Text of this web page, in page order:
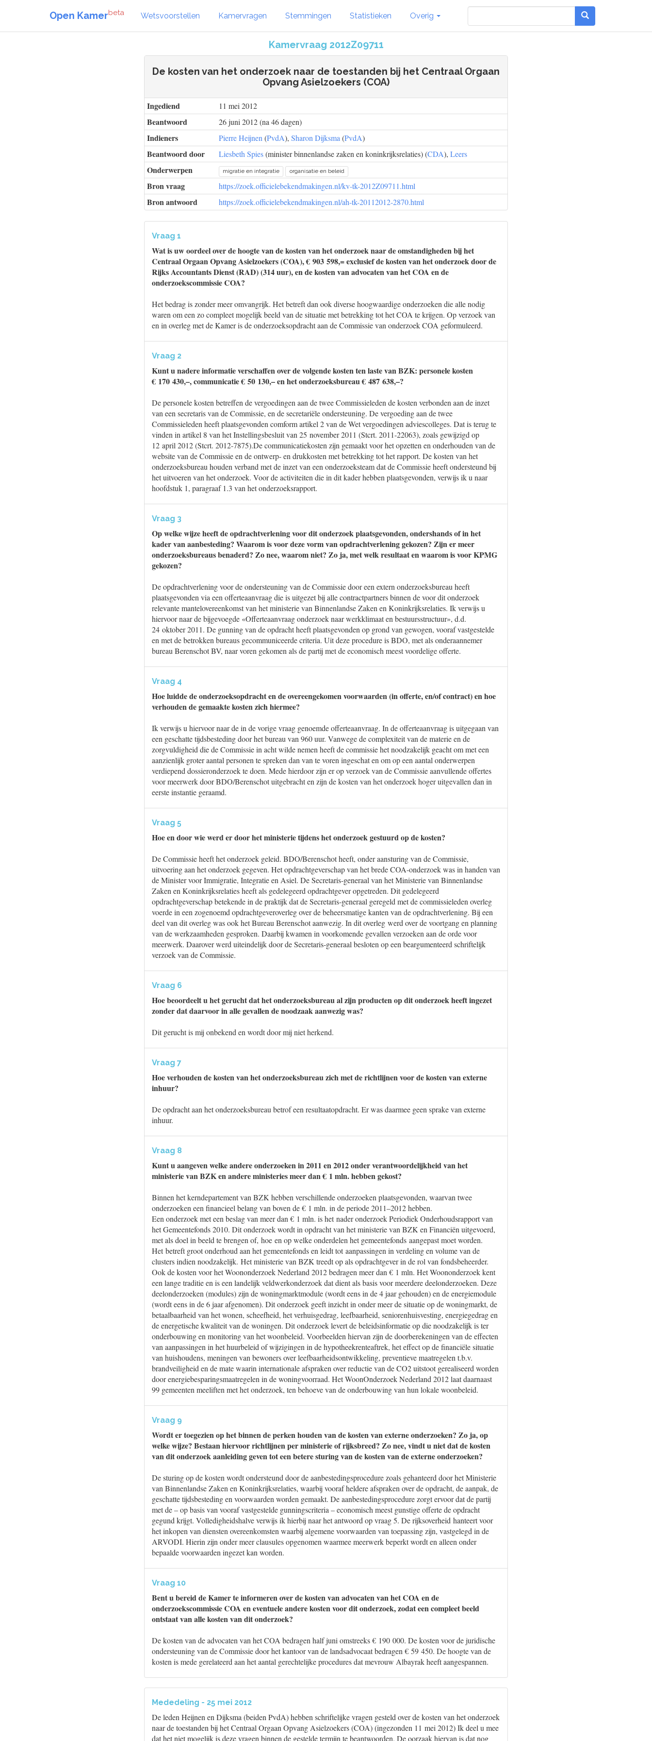
Open Kamerbeta Wetsvoorstellen Kamervragen Stemmingen Statistieken Overig
Kamervraag 2012Z09711
De kosten van het onderzoek naar de toestanden bij het Centraal Orgaan
Opvang Asielzoekers (COA)
Ingediend 11 mei 2012
Beantwoord 26 juni 2012 (na 46 dagen)
Indieners Pierre Heijnen (PvdA), Sharon Dijksma (PvdA)
Beantwoord door Liesbeth Spies(minister binnenlandse zaken en koninkrijksrelaties) (CDA), Leers
Onderwerpen migratie en integratie organisatie en beleid
Bron vraag https://zoek.officielebekendmakingen.nl/kv-tk-2012Z09711.html
Bron antwoord https://zoek.officielebekendmakingen.nl/ah-tk-20112012-2870.html
Vraag 1
Wat is uw oordeel over de hoogte van de kosten van het onderzoek naar de omstandigheden bij het
Centraal Orgaan Opvang Asielzoekers (COA), € 903 598,= exclusief de kosten van het onderzoek door de
Rijks Accountants Dienst (RAD) (314 uur), en de kosten van advocaten van het COA en de
onderzoekscommissie COA?
Het bedrag is zonder meer omvangrijk. Het betreft dan ook diverse hoogwaardige onderzoeken die alle nodig
waren om een zo compleet mogelijk beeld van de situatie met betrekking tot het COA te krijgen. Op verzoek van
en in overleg met de Kamer is de onderzoeksopdracht aan de Commissie van onderzoek COA geformuleerd.
Vraag 2
Kunt u nadere informatie verschaffen over de volgende kosten ten laste van BZK: personele kosten
€ 170 430,–, communicatie € 50 130,– en het onderzoeksbureau € 487 638,–?
De personele kosten betreffen de vergoedingen aan de twee Commissieleden de kosten verbonden aan de inzet
van een secretaris van de Commissie, en de secretariële ondersteuning. De vergoeding aan de twee
Commissieleden heeft plaatsgevonden comform artikel 2 van de Wet vergoedingen adviescolleges. Dat is terug te
vinden in artikel 8 van het Instellingsbesluit van 25 november 2011 (Stcrt. 2011-22063), zoals gewijzigd op
12 april 2012 (Stcrt. 2012-7875).De communicatiekosten zijn gemaakt voor het opzetten en onderhouden van de
website van de Commissie en de ontwerp- en drukkosten met betrekking tot het rapport. De kosten van het
onderzoeksbureau houden verband met de inzet van een onderzoeksteam dat de Commissie heeft ondersteund bij
het uitvoeren van het onderzoek. Voor de activiteiten die in dit kader hebben plaatsgevonden, verwijs ik u naar
hoofdstuk 1, paragraaf 1.3 van het onderzoeksrapport.
Vraag 3
Op welke wijze heeft de opdrachtverlening voor dit onderzoek plaatsgevonden, ondershands of in het
kader van aanbesteding? Waarom is voor deze vorm van opdrachtverlening gekozen? Zijn er meer
onderzoeksbureaus benaderd? Zo nee, waarom niet? Zo ja, met welk resultaat en waarom is voor KPMG
gekozen?
De opdrachtverlening voor de ondersteuning van de Commissie door een extern onderzoeksbureau heeft
plaatsgevonden via een offerteaanvraag die is uitgezet bij alle contractpartners binnen de voor dit onderzoek
relevante mantelovereenkomst van het ministerie van Binnenlandse Zaken en Koninkrijksrelaties. Ik verwijs u
hiervoor naar de bijgevoegde «Offerteaanvraag onderzoek naar werkklimaat en bestuursstructuur», d.d.
24 oktober 2011. De gunning van de opdracht heeft plaatsgevonden op grond van gewogen, vooraf vastgestelde
en met de betrokken bureaus gecommuniceerde criteria. Uit deze procedure is BDO, met als onderaannemer
bureau Berenschot BV, naar voren gekomen als de partij met de economisch meest voordelige offerte.
Vraag 4
Hoe luidde de onderzoeksopdracht en de overeengekomen voorwaarden (in offerte, en/of contract) en hoe
verhouden de gemaakte kosten zich hiermee?
Ik verwijs u hiervoor naar de in de vorige vraag genoemde offerteaanvraag. In de offerteaanvraag is uitgegaan van
een geschatte tijdsbesteding door het bureau van 960 uur. Vanwege de complexiteit van de materie en de
zorgvuldigheid die de Commissie in acht wilde nemen heeft de commissie het noodzakelijk geacht om met een
aanzienlijk groter aantal personen te spreken dan van te voren ingeschat en om op een aantal onderwerpen
verdiepend dossieronderzoek te doen. Mede hierdoor zijn er op verzoek van de Commissie aanvullende offertes
voor meerwerk door BDO/Berenschot uitgebracht en zijn de kosten van het onderzoek hoger uitgevallen dan in
eerste instantie geraamd.
Vraag 5
Hoe en door wie werd er door het ministerie tijdens het onderzoek gestuurd op de kosten?
De Commissie heeft het onderzoek geleid. BDO/Berenschot heeft, onder aansturing van de Commissie,
uitvoering aan het onderzoek gegeven. Het opdrachtgeverschap van het brede COA-onderzoek was in handen van
de Minister voor Immigratie, Integratie en Asiel. De Secretaris-generaal van het Ministerie van Binnenlandse
Zaken en Koninkrijksrelaties heeft als gedelegeerd opdrachtgever opgetreden. Dit gedelegeerd
opdrachtgeverschap betekende in de praktijk dat de Secretaris-generaal geregeld met de commissieleden overleg
voerde in een zogenoemd opdrachtgeveroverleg over de beheersmatige kanten van de opdrachtverlening. Bij een
deel van dit overleg was ook het Bureau Berenschot aanwezig. In dit overleg werd over de voortgang en planning
van de werkzaamheden gesproken. Daarbij kwamen in voorkomende gevallen verzoeken aan de orde voor
meerwerk. Daarover werd uiteindelijk door de Secretaris-generaal besloten op een beargumenteerd schriftelijk
verzoek van de Commissie.
Vraag 6
Hoe beoordeelt u het gerucht dat het onderzoeksbureau al zijn producten op dit onderzoek heeft ingezet
zonder dat daarvoor in alle gevallen de noodzaak aanwezig was?
Dit gerucht is mij onbekend en wordt door mij niet herkend.
Vraag 7
Hoe verhouden de kosten van het onderzoeksbureau zich met de richtlijnen voor de kosten van externe
inhuur?
De opdracht aan het onderzoeksbureau betrof een resultaatopdracht. Er was daarmee geen sprake van externe
inhuur.
Vraag 8
Kunt u aangeven welke andere onderzoeken in 2011 en 2012 onder verantwoordelijkheid van het
ministerie van BZK en andere ministeries meer dan € 1 mln. hebben gekost?
Binnen het kerndepartement van BZK hebben verschillende onderzoeken plaatsgevonden, waarvan twee
onderzoeken een financieel belang van boven de € 1 mln. in de periode 2011–2012 hebben.
Een onderzoek met een beslag van meer dan € 1 mln. is het nader onderzoek Periodiek Onderhoudsrapport van
het Gemeentefonds 2010. Dit onderzoek wordt in opdracht van het ministerie van BZK en Financiën uitgevoerd,
met als doel in beeld te brengen of, hoe en op welke onderdelen het gemeentefonds aangepast moet worden.
Het betreft groot onderhoud aan het gemeentefonds en leidt tot aanpassingen in verdeling en volume van de
clusters indien noodzakelijk. Het ministerie van BZK treedt op als opdrachtgever in de rol van fondsbeheerder.
Ook de kosten voor het Woononderzoek Nederland 2012 bedragen meer dan € 1 mln. Het Woononderzoek kent
een lange traditie en is een landelijk veldwerkonderzoek dat dient als basis voor meerdere deelonderzoeken. Deze
deelonderzoeken (modules) zijn de woningmarktmodule (wordt eens in de 4 jaar gehouden) en de energiemodule
(wordt eens in de 6 jaar afgenomen). Dit onderzoek geeft inzicht in onder meer de situatie op de woningmarkt, de
betaalbaarheid van het wonen, scheefheid, het verhuisgedrag, leefbaarheid, seniorenhuisvesting, energiegedrag en
de energetische kwaliteit van de woningen. Dit onderzoek levert de beleidsinformatie op die noodzakelijk is ter
onderbouwing en monitoring van het woonbeleid. Voorbeelden hiervan zijn de doorberekeningen van de effecten
van aanpassingen in het huurbeleid of wijzigingen in de hypotheekrenteaftrek, het effect op de financiële situatie
van huishoudens, meningen van bewoners over leefbaarheidsontwikkeling, preventieve maatregelen t.b.v.
brandveiligheid en de mate waarin internationale afspraken over reductie van de CO2 uitstoot gerealiseerd worden
door energiebesparingsmaatregelen in de woningvoorraad. Het WoonOnderzoek Nederland 2012 laat daarnaast
99 gemeenten meeliften met het onderzoek, ten behoeve van de onderbouwing van hun lokale woonbeleid.
Vraag 9
Wordt er toegezien op het binnen de perken houden van de kosten van externe onderzoeken? Zo ja, op
welke wijze? Bestaan hiervoor richtlijnen per ministerie of rijksbreed? Zo nee, vindt u niet dat de kosten
van dit onderzoek aanleiding geven tot een betere sturing van de kosten van de externe onderzoeken?
De sturing op de kosten wordt ondersteund door de aanbestedingsprocedure zoals gehanteerd door het Ministerie
van Binnenlandse Zaken en Koninkrijksrelaties, waarbij vooraf heldere afspraken over de opdracht, de aanpak, de
geschatte tijdsbesteding en voorwaarden worden gemaakt. De aanbestedingsprocedure zorgt ervoor dat de partij
met de – op basis van vooraf vastgestelde gunningscriteria – economisch meest gunstige offerte de opdracht
gegund krijgt. Volledigheidshalve verwijs ik hierbij naar het antwoord op vraag 5. De rijksoverheid hanteert voor
het inkopen van diensten overeenkomsten waarbij algemene voorwaarden van toepassing zijn, vastgelegd in de
ARVODI. Hierin zijn onder meer clausules opgenomen waarmee meerwerk beperkt wordt en alleen onder
bepaalde voorwaarden ingezet kan worden.
Vraag 10
Bent u bereid de Kamer te informeren over de kosten van advocaten van het COA en de
onderzoekscommissie COA en eventuele andere kosten voor dit onderzoek, zodat een compleet beeld
ontstaat van alle kosten van dit onderzoek?
De kosten van de advocaten van het COA bedragen half juni omstreeks € 190 000. De kosten voor de juridische
ondersteuning van de Commissie door het kantoor van de landsadvocaat bedragen € 59 450. De hoogte van de
kosten is mede gerelateerd aan het aantal gerechtelijke procedures dat mevrouw Albayrak heeft aangespannen.
Mededeling - 25 mei 2012
De leden Heijnen en Dijksma (beiden PvdA) hebben schriftelijke vragen gesteld over de kosten van het onderzoek
naar de toestanden bij het Centraal Orgaan Opvang Asielzoekers (COA) (ingezonden 11 mei 2012) Ik deel u mee
dat het niet mogelijk is deze vragen binnen de gestelde termijn te beantwoorden. De oorzaak hiervan is dat nog